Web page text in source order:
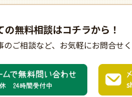
の無料相談はコチラから！
ご相談など、 お気軽にお問合せ